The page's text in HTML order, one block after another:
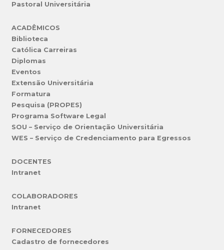
Pastoral Universitária
ACADÊMICOS
Biblioteca
Católica Carreiras
Diplomas
Eventos
Extensão Universitária
Formatura
Pesquisa (PROPES)
Programa Software Legal
SOU – Serviço de Orientação Universitária
WES – Serviço de Credenciamento para Egressos
DOCENTES
Intranet
COLABORADORES
Intranet
FORNECEDORES
Cadastro de fornecedores